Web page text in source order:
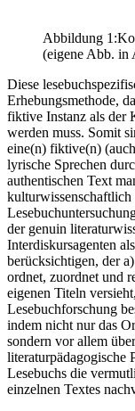
Abbildung 1:
(eigene Abb. in
Diese
Erhebungsmethode,
fiktive Instanz als der
werden muss. Somit
eine(n) fiktive(n)
lyrische Sprechen
authentischen Text
kulturwissenschaftlich
der genuin
Interdiskursagenten
berücksichtigen, der
ordnet, zuordnet und
eigenen Titeln
Lesebuchforschung
indem nicht nur das
sondern vor allem
literaturpädagogische
Lesebuchs die
einzelnen Textes